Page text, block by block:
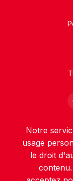
Notre
usage
le droit